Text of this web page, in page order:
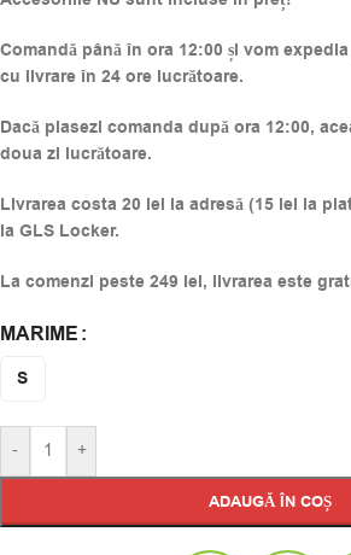
Comandă până în ora 12:00 și vom
cu livrare în 24 ore lucrătoare.
Dacă plasezi comanda după ora 12:00,
doua zi lucrătoare.
Livrarea costa 20 lei la adresă (15 lei la
la GLS Locker.
La comenzi peste 249 lei, livrarea este
MARIME
S
- +
ADAUGĂ ÎN COȘ
Alternative: